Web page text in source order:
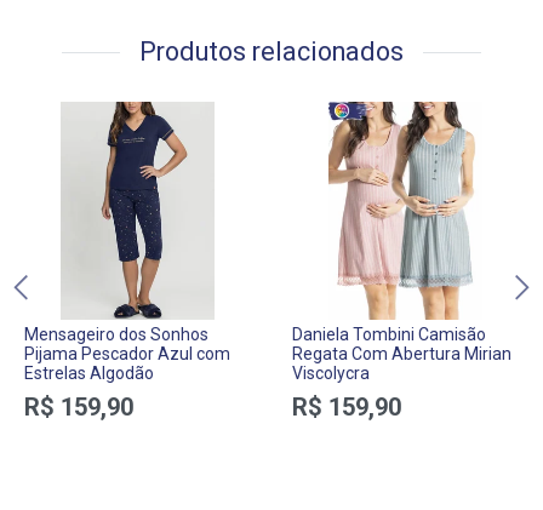
Produtos relacionados
Mensageiro dos Sonhos
Pijama Pescador Azul com
Estrelas Algodão
R$ 159,90
Daniela Tombini Camisão
Regata Com Abertura Mirian
Viscolycra
R$ 159,90